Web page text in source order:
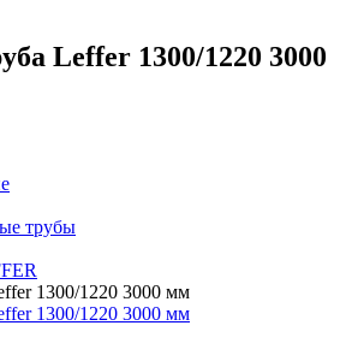
Leffer 1300/1220 3000
трубы
1300/1220 3000 мм